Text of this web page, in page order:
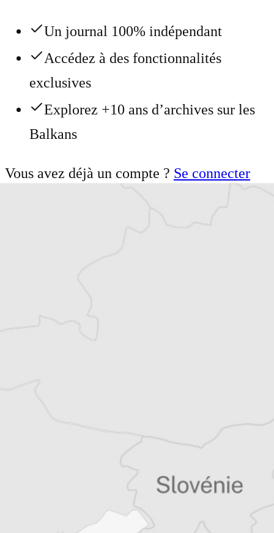
Un journal 100% indépendant
Accédez à des fonctionnalités
exclusives
Explorez +10 ans d’archives sur les
Balkans
Vous avez déjà un compte ? Se connecter